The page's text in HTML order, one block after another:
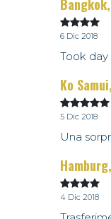
6 Dic 2018
Took day
Ko
5 Dic 2018
Una
4 Dic 2018